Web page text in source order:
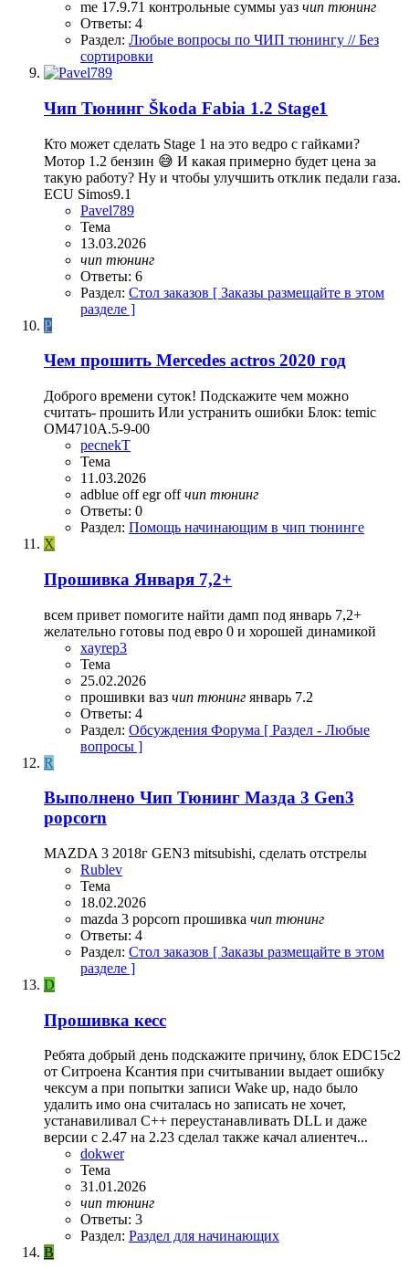
me 17.9.71 контрольные суммы уаз чип тюнинг
Ответы: 4
Раздел: Любые вопросы по ЧИП тюнингу // Без
сортировки
Чип Тюнинг Škoda Fabia 1.2 Stage1
Кто может сделать Stage 1 на это ведро с гайками?
Мотор 1.2 бензин 😅 И какая примерно будет цена за
такую работу? Ну и чтобы улучшить отклик педали газа.
ECU Simos9.1
Pavel789
Тема
13.03.2026
чип тюнинг
Ответы: 6
Раздел: Стол заказов [ Заказы размещайте в этом
разделе ]
P
Чем прошить Mercedes actros 2020 год
Доброго времени суток! Подскажите чем можно
считать- прошить Или устранить ошибки Блок: temic
OM4710A.5-9-00
pecnekT
Тема
11.03.2026
adblue offegr offчип тюнинг
Ответы: 0
Раздел: Помощь начинающим в чип тюнинге
X
Прошивка Января 7,2+
всем привет помогите найти дамп под январь 7,2+
желательно готовы под евро 0 и хорошей динамикой
xayrep3
Тема
25.02.2026
прошивки ваз чип тюнинг январь 7.2
Ответы: 4
Раздел: Обсуждения Форума [ Раздел - Любые
вопросы ]
R
Выполнено Чип Тюнинг Мазда 3 Gen3
popcorn
MAZDA 3 2018г GEN3 mitsubishi, сделать отстрелы
Rublev
Тема
18.02.2026
mazda 3 popcorn прошивка чип тюнинг
Ответы: 4
Раздел: Стол заказов [ Заказы размещайте в этом
разделе ]
D
Прошивка кесс
Ребята добрый день подскажите причину, блок EDC15c2
от Ситроена Ксантия при считывании выдает ошибку
чексум а при попытки записи Wake up, надо было
удалить имо она считалась но записать не хочет,
устанавиливал C++ переустанавливать DLL и даже
версии с 2.47 на 2.23 сделал также качал алиентеч...
dokwer
Тема
31.01.2026
чип тюнинг
Ответы: 3
Раздел: Раздел для начинающих
B